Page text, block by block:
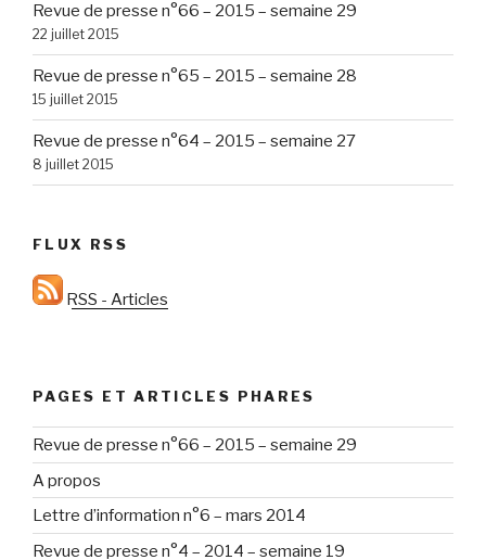
Revue de presse n°66 – 2015 – semaine 29
22 juillet 2015
Revue de presse n°65 – 2015 – semaine 28
15 juillet 2015
Revue de presse n°64 – 2015 – semaine 27
8 juillet 2015
FLUX RSS
RSS - Articles
PAGES ET ARTICLES PHARES
Revue de presse n°66 – 2015 – semaine 29
A propos
Lettre d’information n°6 – mars 2014
Revue de presse n°4 – 2014 – semaine 19